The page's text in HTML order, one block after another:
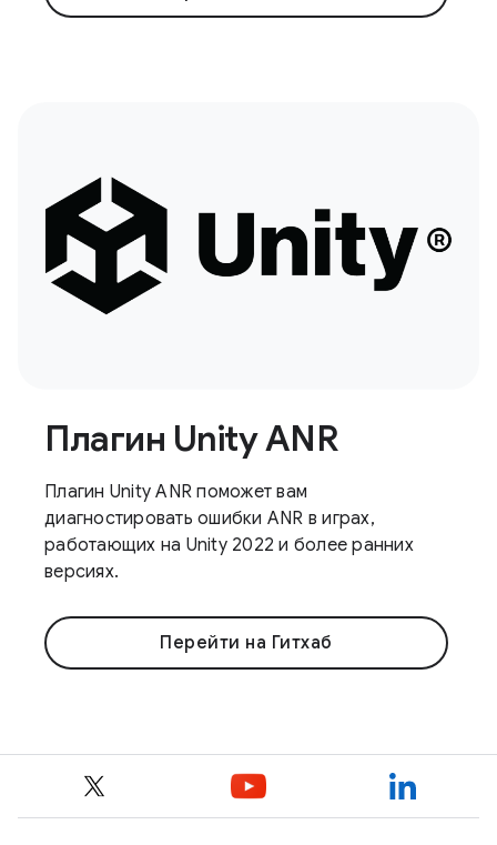
Плагин Unity ANR
Плагин Unity ANR поможет вам
диагностировать ошибки ANR в играх,
работающих на Unity 2022 и более ранних
версиях.
Перейти на Гитхаб